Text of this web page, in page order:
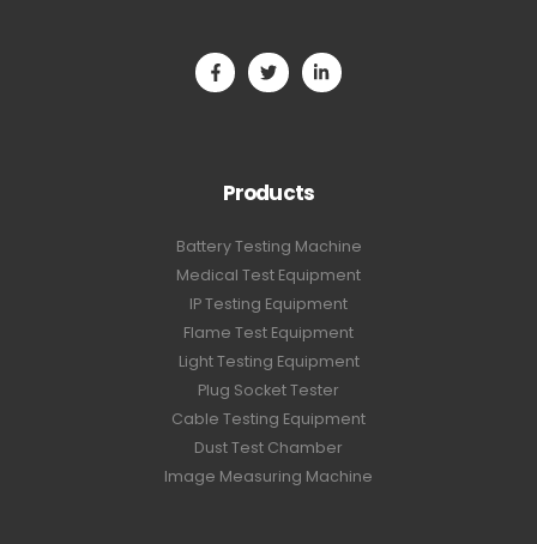
Products
Battery Testing Machine
Medical Test Equipment
IP Testing Equipment
Flame Test Equipment
Light Testing Equipment
Plug Socket Tester
Cable Testing Equipment
Dust Test Chamber
Image Measuring Machine